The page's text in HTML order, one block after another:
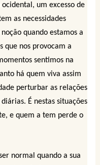
um excesso de
as necessidades
quando estamos a
que nos provocam a
sentimos na
há quem viva assim
perturbar as relações
É nestas situações
e quem a tem perde o
normal quando a sua